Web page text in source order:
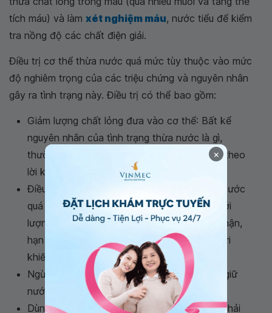
tích máu) và làm xét nghiệm máu, nước tiểu để kiểm
tra nồng độ các chất điện giải.
Điều trị cơ thể thừa nước quá mức tùy thuộc vào mức
độ nghiêm trọng của các triệu chứng và nguyên nhân
gây ra tình trạng này. Điều trị có thể bao gồm:
Giảm lượng chất lỏng đưa vào cơ thể: Bất kể
nguyên nhân của tình trạng thừa nước là gì,
thường phải hạn chế uống nước (nhưng chỉ theo
lời khuyên của bác sĩ).
Điều trị nguyên nhân gây ra tình trạng thừa nước
quá mức: Nếu tình trạng thừa nước xảy ra với
lượng máu dư thừa do bệnh tim, gan hoặc thận,
hạn chế hấp thụ natri cũng rất hữu ích vì natri
khiến cơ thể giữ nước.
Ngừng bất kỳ loại thuốc nào gây ra vấn đề giữ
nước.
Dùng thuốc lợi tiểu để tăng lượng nước tiểu thải
×